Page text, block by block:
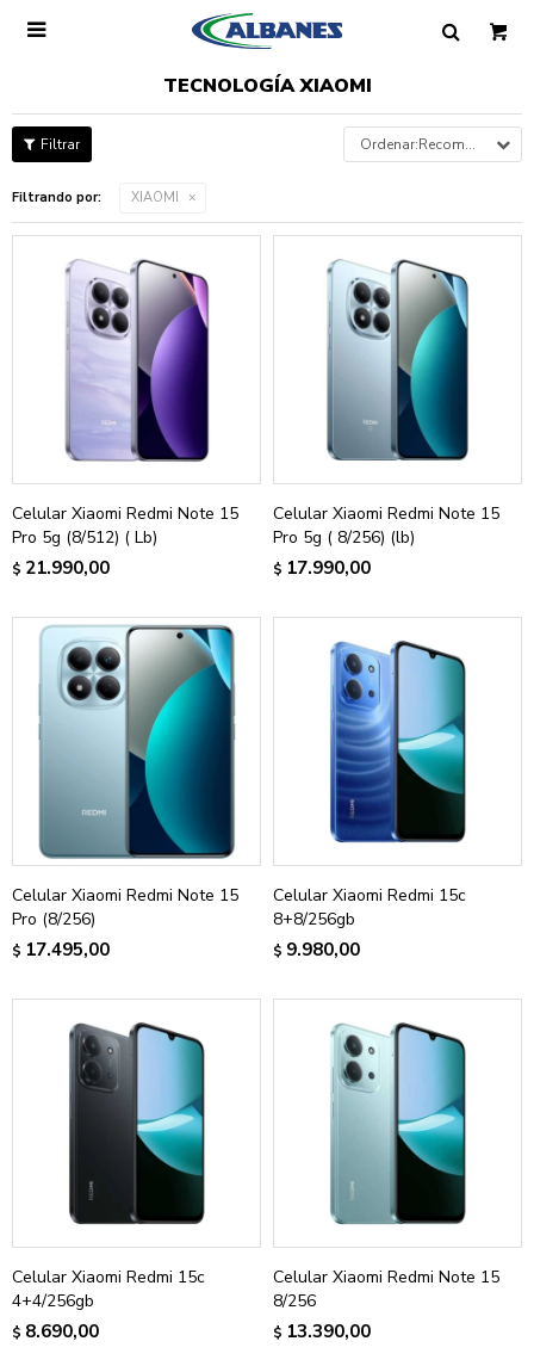

TECNOLOGÍA XIAOMI
Recomendados
Filtrando por: XIAOMI
Celular Xiaomi Redmi Note 15
Pro 5g (8/512) ( Lb)
$ 21.990,00
Celular Xiaomi Redmi Note 15
Pro 5g ( 8/256) (lb)
$ 17.990,00
Celular Xiaomi Redmi Note 15
Pro (8/256)
$ 17.495,00
Celular Xiaomi Redmi 15c
8+8/256gb
$ 9.980,00
Celular Xiaomi Redmi 15c
4+4/256gb
$ 8.690,00
Celular Xiaomi Redmi Note 15
8/256
$ 13.390,00